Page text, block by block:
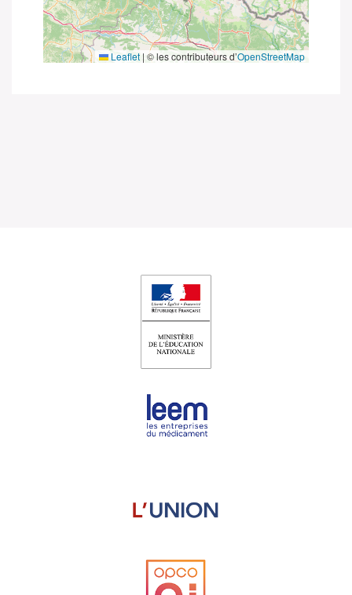
Leaflet | © les contributeurs d’OpenStreetMap